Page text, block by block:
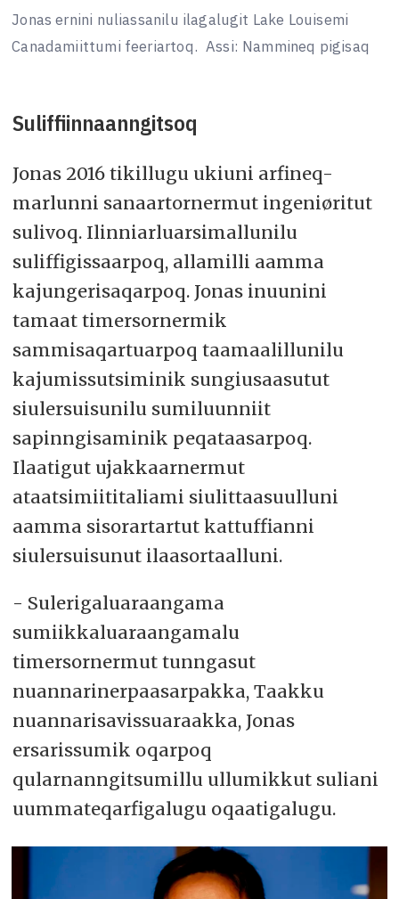
Jonas ernini nuliassanilu ilagalugit Lake Louisemi
Canadamiittumi feeriartoq. Assi: Nammineq pigisaq
Suliffiinnaanngitsoq
Jonas 2016 tikillugu ukiuni arfineq-
marlunni sanaartornermut ingeniøritut
sulivoq. Ilinniarluarsimallunilu
suliffigissaarpoq, allamilli aamma
kajungerisaqarpoq. Jonas inuunini
tamaat timersornermik
sammisaqartuarpoq taamaalillunilu
kajumissutsiminik sungiusaasutut
siulersuisunilu sumiluunniit
sapinngisaminik peqataasarpoq.
Ilaatigut ujakkaarnermut
ataatsimiititaliami siulittaasuulluni
aamma sisorartartut kattuffianni
siulersuisunut ilaasortaalluni.
- Sulerigaluaraangama
sumiikkaluaraangamalu
timersornermut tunngasut
nuannarinerpaasarpakka, Taakku
nuannarisavissuaraakka, Jonas
ersarissumik oqarpoq
qularnanngitsumillu ullumikkut suliani
uummateqarfigalugu oqaatigalugu.